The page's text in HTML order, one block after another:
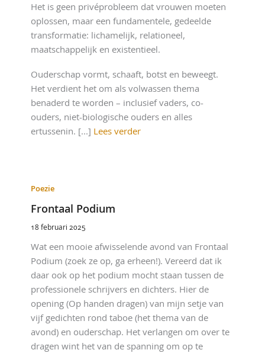
Het is geen privéprobleem dat vrouwen moeten
oplossen, maar een fundamentele, gedeelde
transformatie: lichamelijk, relationeel,
maatschappelijk en existentieel.
Ouderschap vormt, schaaft, botst en beweegt.
Het verdient het om als volwassen thema
benaderd te worden – inclusief vaders, co-
ouders, niet-biologische ouders en alles
ertussenin. [...] Lees verder
Poezie
Frontaal Podium
18 februari 2025
Wat een mooie afwisselende avond van Frontaal
Podium (zoek ze op, ga erheen!). Vereerd dat ik
daar ook op het podium mocht staan tussen de
professionele schrijvers en dichters. Hier de
opening (Op handen dragen) van mijn setje van
vijf gedichten rond taboe (het thema van de
avond) en ouderschap. Het verlangen om over te
dragen wint het van de spanning om op te